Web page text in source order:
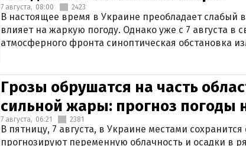
7 августа, 08:00 2423
В настоящее время в Украине преобладает слабый
влияет на жаркую погоду. Однако уже с 7 августа в
атмосферного фронта синоптическая обстановка
Грозы обрушатся на часть
сильной жары: прогноз погоды
7 августа, 06:21 2381
В пятницу, 7 августа, в Украине местами
прогнозируют переменную облачность и осадки в